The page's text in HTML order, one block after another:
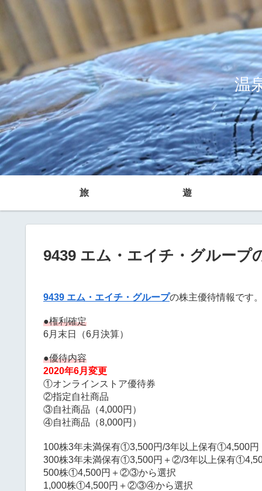
温
旅 遊
9439 エム・エイチ・グループ
9439 エム・エイチ・グループの株主優待情報です。
●権利確定
6月末日（6月決算）
●優待内容
2020年6月変更
①オンラインストア優待券
②指定自社商品
③自社商品（4,000円）
④自社商品（8,000円）
100株3年未満保有①3,500円/3年以上保有①4,500円
300株3年未満保有①3,500円＋②/3年以上保有
500株①4,500円＋②③から選択
1,000株①4,500円＋②③④から選択